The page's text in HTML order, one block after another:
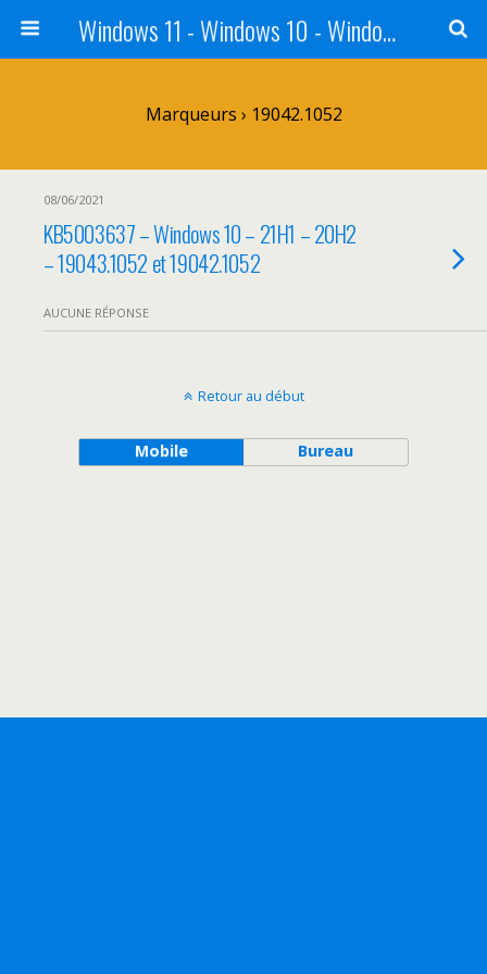
Windows 11 - Windows 10 - Windows 8 - Windows 7 - VISTA
Marqueurs › 19042.1052
08/06/2021
KB5003637 – Windows 10 – 21H1 – 20H2
– 19043.1052 et 19042.1052
AUCUNE RÉPONSE
Retour au début
Mobile Bureau